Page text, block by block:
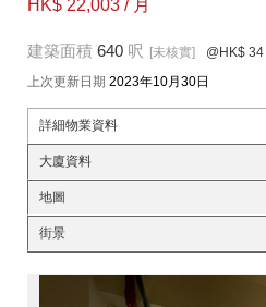
HK$ 22,003 / 月
建築面積 640 呎 [未核實] @HK$ 34
上次更新日期 2023年10月30日
詳細物業資料
大廈資料
地圖
街景